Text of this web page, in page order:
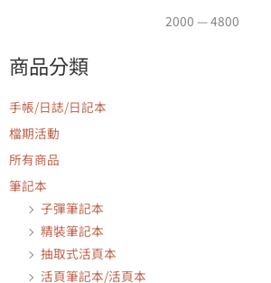
2000 —4800
商品分類
手帳/日誌/日記本
檔期活動
所有商品
筆記本
子彈筆記本
精裝筆記本
抽取式活頁本
活頁筆記本/活頁本